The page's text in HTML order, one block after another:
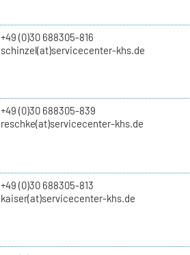
+49 (0)30 688305-816
schinzel(at)servicecenter-khs.de
+49 (0)30 688305-839
reschke(at)servicecenter-khs.de
+49 (0)30 688305-813
kaiser(at)servicecenter-khs.de